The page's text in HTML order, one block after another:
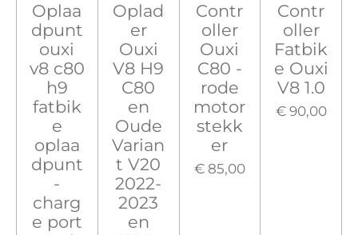
Oplaa
dpunt
ouxi
v8 c80
h9
fatbik
e
oplaa
dpunt
-
charg
e port
Oplad
er
Ouxi
V8 H9
C80
en
Oude
Varian
t V20
2022-
2023
en
Contr
oller
Ouxi
C80 -
rode
motor
stekk
er
€ 85,00
Contr
oller
Fatbik
e Ouxi
V8 1.0
€ 90,00